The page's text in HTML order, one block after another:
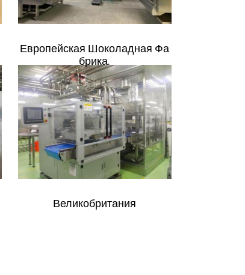
Европейская Шоколадная Фа
Брика.
Великобритания